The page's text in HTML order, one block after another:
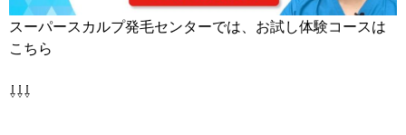
スーパースカルプ発毛センターでは、お試し体験コースは
こちら
⇩⇩⇩